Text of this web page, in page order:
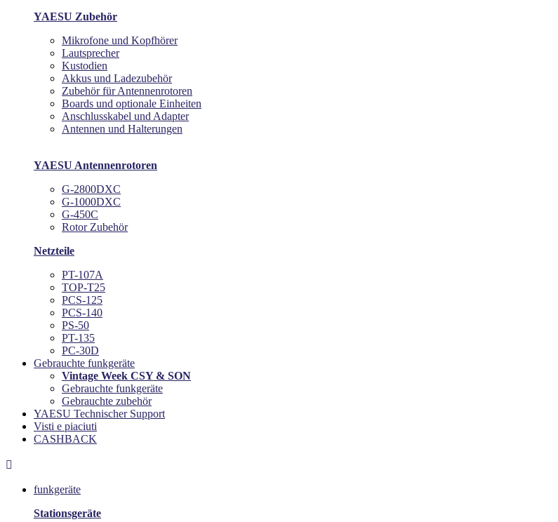
YAESU Zubehör
Mikrofone und Kopfhörer
Lautsprecher
Kustodien
Akkus und Ladezubehör
Zubehör für Antennenrotoren
Boards und optionale Einheiten
Anschlusskabel und Adapter
Antennen und Halterungen
YAESU Antennenrotoren
G-2800DXC
G-1000DXC
G-450C
Rotor Zubehör
Netzteile
PT-107A
TOP-T25
PCS-125
PCS-140
PS-50
PT-135
PC-30D
Gebrauchte funkgeräte
Vintage Week CSY & SON
Gebrauchte funkgeräte
Gebrauchte zubehör
YAESU Technischer Support
Visti e piaciuti
CASHBACK

funkgeräte
Stationsgeräte